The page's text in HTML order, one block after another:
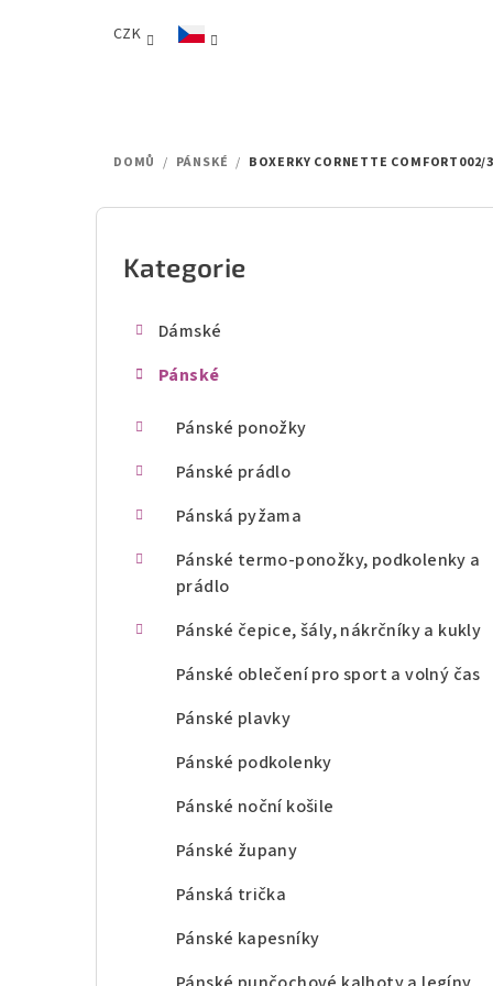
CZK
DOMŮ / PÁNSKÉ / BOXERKY CORNETTE COMFORT002/
Přeskočit
kategorie
Kategorie
Dámské
Pánské
Pánské ponožky
Pánské prádlo
Pánská pyžama
Pánské termo-ponožky, podkolenky a
prádlo
Pánské čepice, šály, nákrčníky a kukly
Pánské oblečení pro sport a volný čas
Pánské plavky
Pánské podkolenky
Pánské noční košile
Pánské župany
Pánská trička
Pánské kapesníky